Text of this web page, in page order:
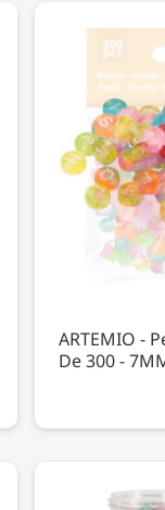
ARTEMIO -
De 300 -